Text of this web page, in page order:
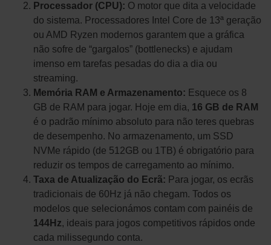
Processador (CPU): O motor que dita a velocidade
do sistema. Processadores Intel Core de 13ª geração
ou AMD Ryzen modernos garantem que a gráfica
não sofre de “gargalos” (bottlenecks) e ajudam
imenso em tarefas pesadas do dia a dia ou
streaming.
Memória RAM e Armazenamento: Esquece os 8
GB de RAM para jogar. Hoje em dia, 16 GB de RAM
é o padrão mínimo absoluto para não teres quebras
de desempenho. No armazenamento, um SSD
NVMe rápido (de 512GB ou 1TB) é obrigatório para
reduzir os tempos de carregamento ao mínimo.
Taxa de Atualização do Ecrã: Para jogar, os ecrãs
tradicionais de 60Hz já não chegam. Todos os
modelos que selecionámos contam com painéis de
144Hz, ideais para jogos competitivos rápidos onde
cada milissegundo conta.